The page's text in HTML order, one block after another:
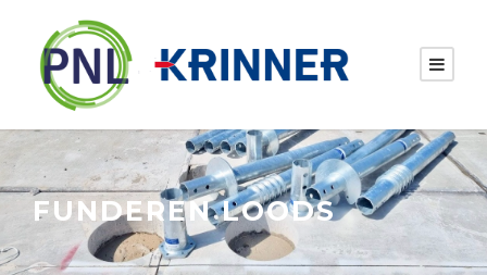
FUNDEREN LOODS